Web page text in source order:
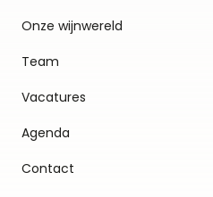
Onze wijnwereld
Team
Vacatures
Agenda
Contact